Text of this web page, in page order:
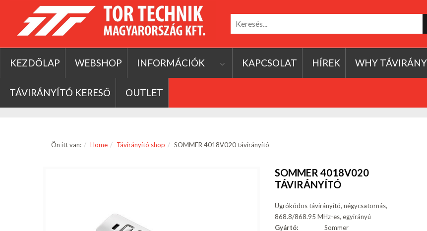
KEZDŐLAP WEBSHOP INFORMÁCIÓK KAPCSOLAT HÍREK WHY
TÁVIRÁNYÍTÓ KERESŐ OUTLET
Ön itt van: Home Távirányító shop SOMMER 4018V020 távirányító
SOMMER 4018V020
TÁVIRÁNYÍTÓ
Ugrókódos távirányító, négycsatornás,
868.8/868.95 MHz-es, egyirányú
Gyártó:
Sommer